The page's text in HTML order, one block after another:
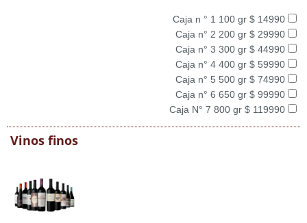
Caja n ° 1 100 gr $ 14990
Caja n° 2 200 gr $ 29990
Caja n° 3 300 gr $ 44990
Caja n° 4 400 gr $ 59990
Caja n° 5 500 gr $ 74990
Caja n° 6 650 gr $ 99990
Caja N° 7 800 gr $ 119990
Vinos finos